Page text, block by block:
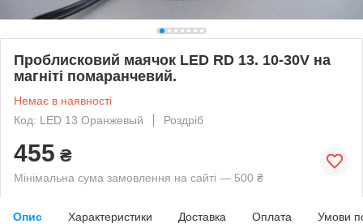
Проблисковий маячок LED RD 13. 10-30V на
магніті помаранчевий.
Немає в наявності
Код: LED 13 Оранжевый
Роздріб
455 ₴
Мінімальна сума замовлення на сайті — 500 ₴
Опис Характеристики Доставка Оплата Умови